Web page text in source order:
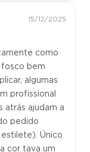
15/12/2025
como
fosco bem
algumas
profissional
atrás ajudam a
pedido
Único
cor tava um